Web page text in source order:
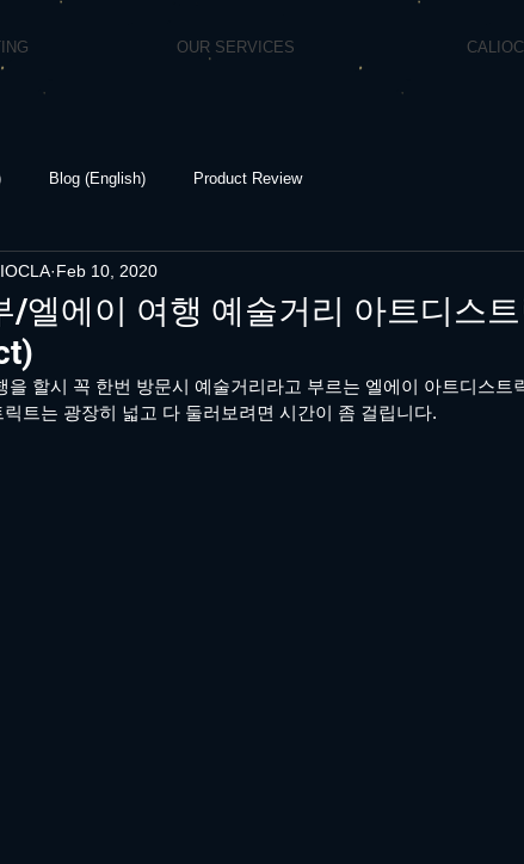
OUR SERVICES
Blog (English) Product Review
/엘에이 여행 예술거리 아트디스
Feb 10, 2020
을 할시 꼭 한번 방문시 예술거리라고 부르는 엘에이 아트디스트
릭트는 광장히 넓고 다 둘러보려면 시간이 좀 걸립니다.